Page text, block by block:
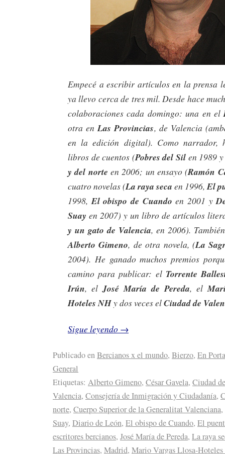
Empecé a escribir artículos en la prensa
ya llevo cerca de tres mil. Desde hace
colaboraciones cada domingo: una en el
otra enLas Provincias, de Valencia
en la edición digital). Como narrador,
libros de cuentos (Pobres del Silen 1989
y del norte en 2006; un ensayo (Ramón
cuatro novelas (La raya seca en 1996,El
1998, El obispo de Cuando en 2001 y
Suay en 2007) y un libro de artículos
y un gato de Valencia, en 2006).
Alberto Gimeno, de otra novela, (La
2004). He ganado muchos premios
camino para publicar: el Torrente
Irún, el José María de Pereda, el
Hoteles NHy dos veces elCiudad de
Sigue leyendo →
Publicado enBercianos x el mundo, Bierzo, En
General
Etiquetas: Alberto Gimeno, César Gavela, Ciudad
Valencia, Consejería de Inmigración y Ciudadanía,
norte, Cuerpo Superior de la Generalitat Valenciana,
Suay, Diario de León, El obispo de Cuando, El
escritores bercianos, José María de Pereda, La raya
Las Provincias, Madrid, Mario Vargas Llosa-